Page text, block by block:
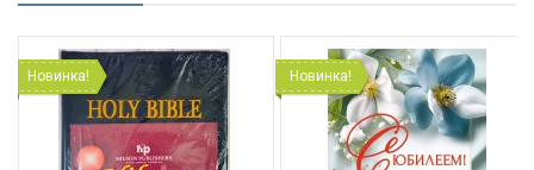
Новинка! Новинка!